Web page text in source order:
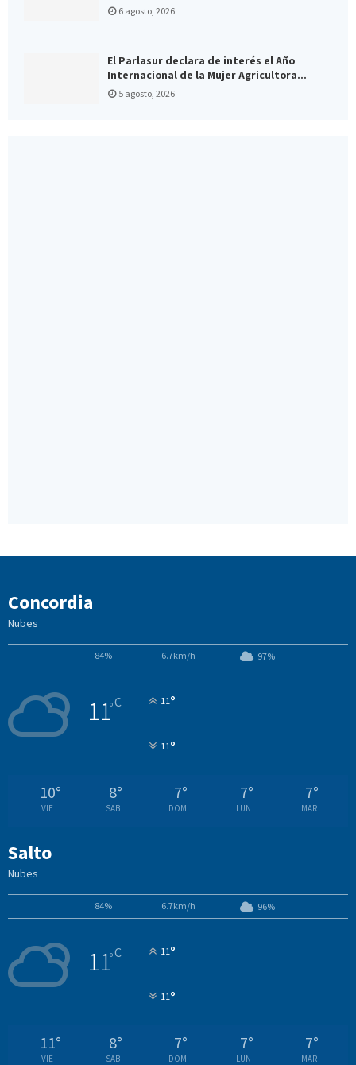
6 agosto, 2026
El Parlasur declara de interés el Año
Internacional de la Mujer Agricultora...
5 agosto, 2026
Concordia
Nubes
84% 6.7km/h 97%
11°C 11 °
11 °
10°
VIE
8°
SAB
7°
DOM
7°
LUN
7°
MAR
Salto
Nubes
84% 6.7km/h 96%
11°C 11 °
11 °
11°
VIE
8°
SAB
7°
DOM
7°
LUN
7°
MAR